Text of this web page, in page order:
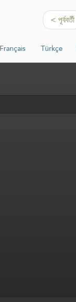
< পূর্ববর্তী
Français Türkçe